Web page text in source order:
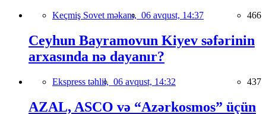
Keçmiş Sovet məkanı, 06 avqust, 14:37 466
Ceyhun Bayramovun Kiyev səfərinin
arxasında nə dayanır?
Ekspress təhlil, 06 avqust, 14:32 437
AZAL, ASCO və “Azərkosmos” üçün